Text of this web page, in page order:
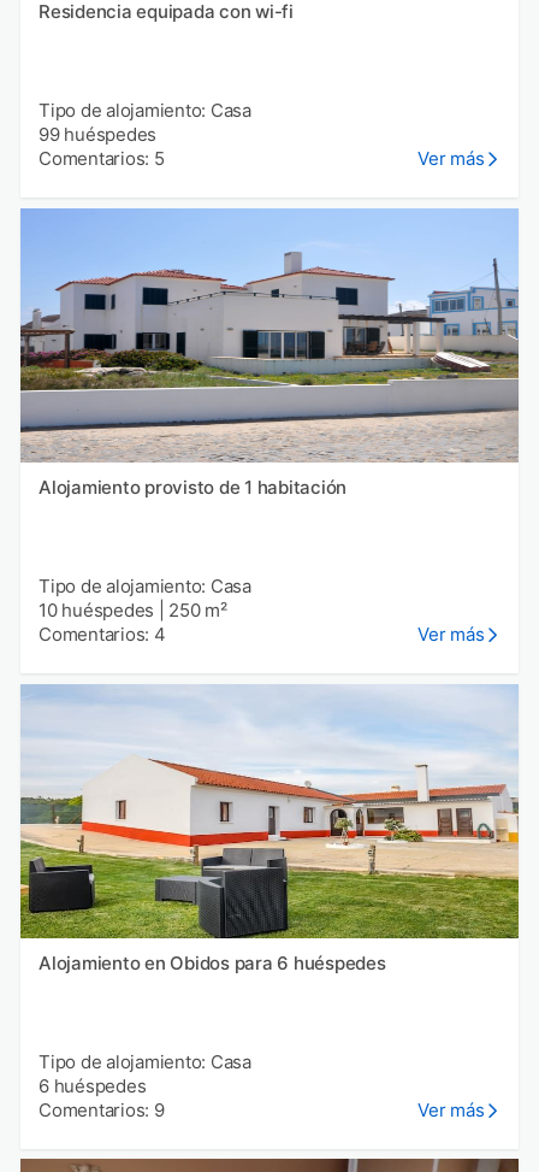
Residencia equipada con wi-fi
Tipo de alojamiento: Casa
99 huéspedes
Comentarios: 5
Ver más
Alojamiento provisto de 1 habitación
Tipo de alojamiento: Casa
10 huéspedes
250 m²
Comentarios: 4
Ver más
Alojamiento en Obidos para 6 huéspedes
Tipo de alojamiento: Casa
6 huéspedes
Comentarios: 9
Ver más